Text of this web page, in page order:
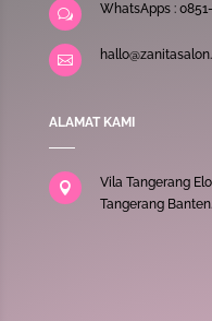
w WhatsApps :

ALAMAT KAMI

Vila Tangerang
Tangerang